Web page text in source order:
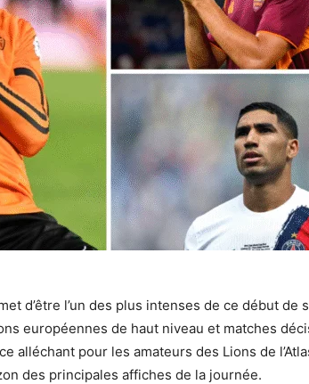
d’être l’un des plus intenses de ce début de
européennes de haut niveau et matches
alléchant pour les amateurs des Lions de
des principales affiches de la journée.